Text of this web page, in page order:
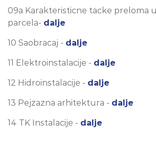
09a Karakteristicne tacke preloma
parcela- dalje
10 Saobracaj - dalje
11 Elektroinstalacije - dalje
12 Hidroinstalacije - dalje
13 Pejzazna arhitektura - dalje
14 TK Instalacije - dalje